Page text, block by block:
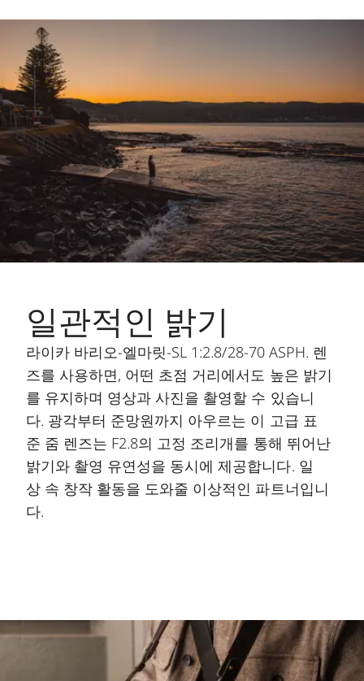
일관적인 밝기
라이카 바리오-엘마릿-SL 1:2.8/28-70 ASPH. 렌
즈를 사용하면, 어떤 초점 거리에서도 높은 밝기
를 유지하며 영상과 사진을 촬영할 수 있습니
다. 광각부터 준망원까지 아우르는 이 고급 표
준 줌 렌즈는 F2.8의 고정 조리개를 통해 뛰어난
밝기와 촬영 유연성을 동시에 제공합니다. 일
상 속 창작 활동을 도와줄 이상적인 파트너입니
다.